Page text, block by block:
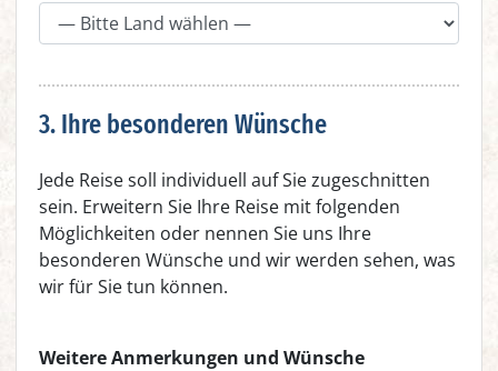
3. Ihre besonderen Wünsche
Jede Reise soll individuell auf Sie zugeschnitten
sein. Erweitern Sie Ihre Reise mit folgenden
Möglichkeiten oder nennen Sie uns Ihre
besonderen Wünsche und wir werden sehen, was
wir für Sie tun können.
Weitere Anmerkungen und Wünsche